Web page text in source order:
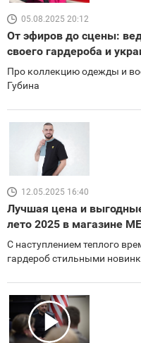
05.08.2025 20:12
От эфиров до сцены:
своего гардероба и
Про коллекцию одежды и
Губина
12.05.2025 16:40
Лучшая цена и
лето 2025 в магазине
С наступлением теплого
гардероб стильными